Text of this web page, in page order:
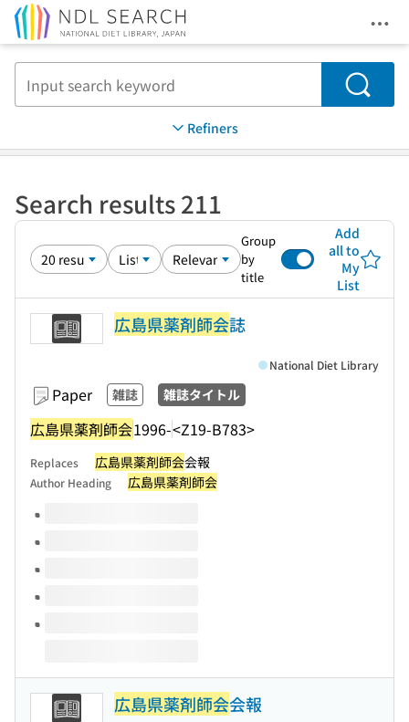
Search
Refiners
Search results 211
Group
by
title
Add
all to
My
List
広島県薬剤師会誌
Paper 雑誌 雑誌タイトル
広島県薬剤師会1996-<Z19-B783>
National Diet Library
Replaces 広島県薬剤師会会報
Author Heading 広島県薬剤師会
Volumes of this title
広島県薬剤師会会報